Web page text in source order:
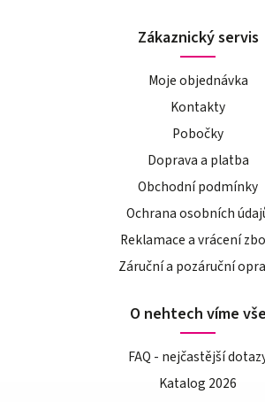
Zákaznický servis
Moje objednávka
Kontakty
Pobočky
Doprava a platba
Obchodní podmínky
Ochrana osobních
Reklamace a vrácení
Záruční a pozáruční
O nehtech víme vše
FAQ - nejčastější
Katalog 2026